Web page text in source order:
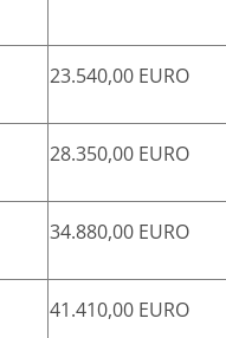
23.540,00 EURO
28.350,00 EURO
34.880,00 EURO
41.410,00 EURO